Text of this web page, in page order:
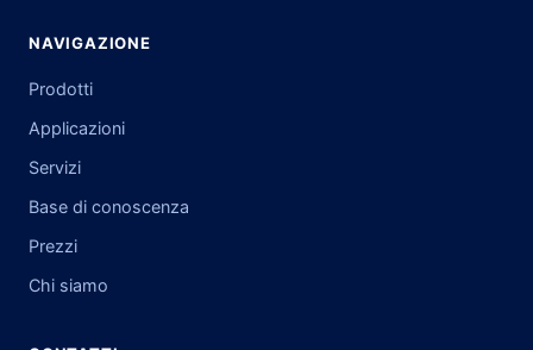
NAVIGAZIONE
Prodotti
Applicazioni
Servizi
Base di conoscenza
Prezzi
Chi siamo